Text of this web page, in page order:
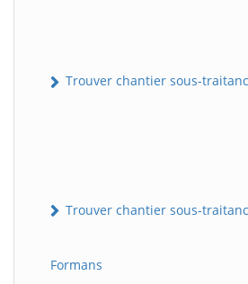
Trouver chantier sous-
Trouver chantier sous-
Formans